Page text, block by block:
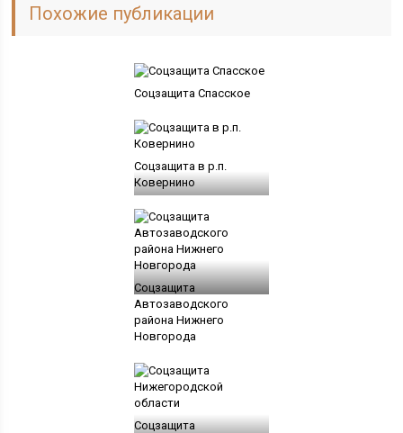
Похожие публикации
Соцзащита Спасское
Соцзащита в р.п.
Ковернино
Соцзащита
Автозаводского
района Нижнего
Новгорода
Соцзащита